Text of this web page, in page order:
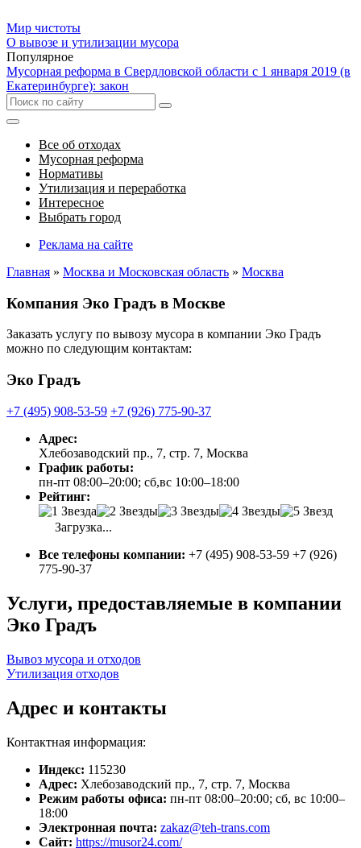
Мир чистоты
О вывозе и утилизации мусора
Популярное
Мусорная реформа в Свердловской области с 1 января 2019 (в
Екатеринбурге): закон
Все об отходах
Мусорная реформа
Нормативы
Утилизация и переработка
Интересное
Выбрать город
Реклама на сайте
Главная » Москва и Московская область » Москва
Компания Эко Градъ в Москве
Заказать услугу по вывозу мусора в компании Эко Градъ
можно по следующим контактам:
Эко Градъ
+7 (495) 908-53-59 +7 (926) 775-90-37
Адрес:
Хлебозаводский пр., 7, стр. 7, Москва
График работы:
пн-пт 08:00–20:00; сб,вс 10:00–18:00
Рейтинг:
Загрузка...
Все телефоны компании: +7 (495) 908-53-59 +7 (926)
775-90-37
Услуги, предоставляемые в компании
Эко Градъ
Вывоз мусора и отходов
Утилизация отходов
Адрес и контакты
Контактная информация:
Индекс: 115230
Адрес: Хлебозаводский пр., 7, стр. 7, Москва
Режим работы офиса: пн-пт 08:00–20:00; сб, вс 10:00–
18:00
Электронная почта: zakaz@teh-trans.com
Сайт: https://musor24.com/